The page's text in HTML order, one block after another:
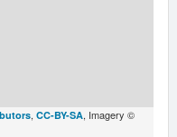
,CC-BY-SA, Imagery ©